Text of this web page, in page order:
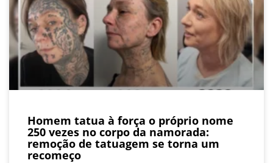
Homem tatua à força o próprio nome
250 vezes no corpo da namorada:
remoção de tatuagem se torna um
recomeço